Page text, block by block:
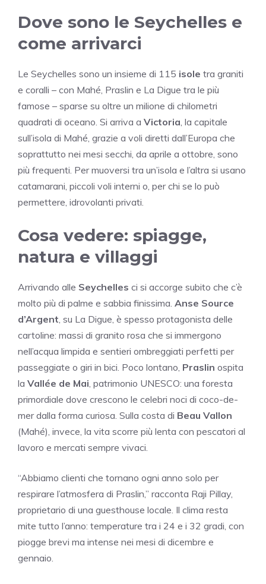
Dove sono le Seychelles e
come arrivarci
Le Seychelles sono un insieme di 115 isole tra graniti
e coralli – con Mahé, Praslin e La Digue tra le più
famose – sparse su oltre un milione di chilometri
quadrati di oceano. Si arriva a Victoria , la capitale
sull’isola di Mahé, grazie a voli diretti dall’Europa che
soprattutto nei mesi secchi, da aprile a ottobre, sono
più frequenti. Per muoversi tra un’isola e l’altra si usano
catamarani, piccoli voli interni o, per chi se lo può
permettere, idrovolanti privati.
Cosa vedere: spiagge,
natura e villaggi
Arrivando alle Seychelles ci si accorge subito che c’è
molto più di palme e sabbia finissima. Anse Source
d’Argent , su La Digue, è spesso protagonista delle
cartoline: massi di granito rosa che si immergono
nell’acqua limpida e sentieri ombreggiati perfetti per
passeggiate o giri in bici. Poco lontano, Praslin ospita
la Vallée de Mai , patrimonio UNESCO: una foresta
primordiale dove crescono le celebri noci di coco-de-
mer dalla forma curiosa. Sulla costa di Beau Vallon
(Mahé), invece, la vita scorre più lenta con pescatori al
lavoro e mercati sempre vivaci.
“Abbiamo clienti che tornano ogni anno solo per
respirare l’atmosfera di Praslin,” racconta Raji Pillay,
proprietario di una guesthouse locale. Il clima resta
mite tutto l’anno: temperature tra i 24 e i 32 gradi, con
piogge brevi ma intense nei mesi di dicembre e
gennaio.